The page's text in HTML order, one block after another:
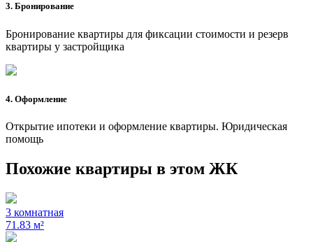
3. Бронирование
Бронирование квартиры для фиксации стоимости и резерв
квартиры у застройщика
4. Оформление
Открытие ипотеки и оформление квартиры. Юридическая
помощь
Похожие квартиры в этом ЖК
3 комнатная
71.83 м²